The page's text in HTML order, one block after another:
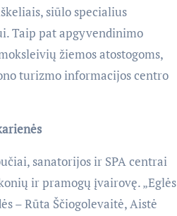
siūlo specialius
Taip pat apgyvendinimo
žiemos atostogoms,
turizmo informacijos centro
sanatorijos ir SPA centrai
ir pramogų įvairovę. „Eglės
– Rūta Ščiogolevaitė, Aistė